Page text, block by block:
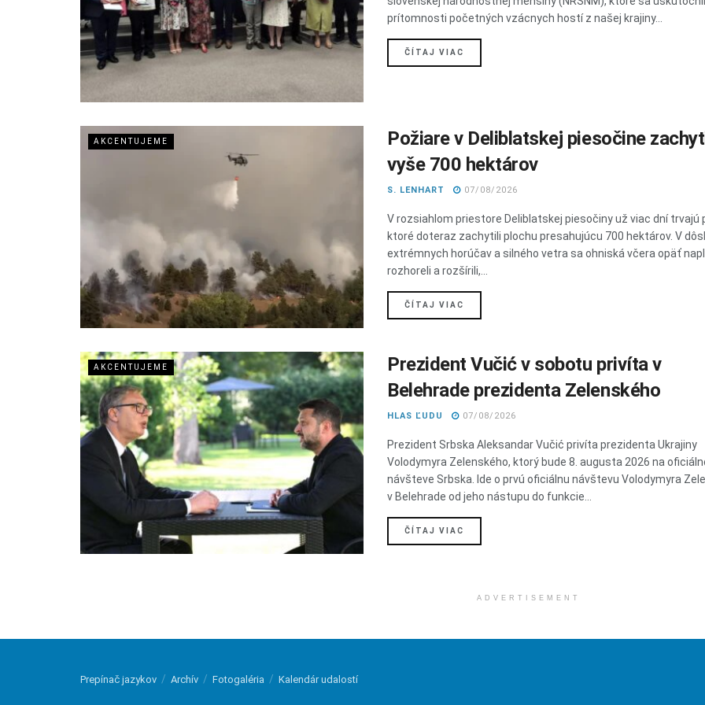
prítomnosti početných vzácnych hostí z našej krajiny...
ČÍTAJ VIAC
AKCENTUJEME
Požiare v Deliblatskej piesočine
vyše 700 hektárov
S. LENHART 07/08/2026
V rozsiahlom priestore Deliblatskej piesočiny už viac dní trvajú
ktoré doteraz zachytili plochu presahujúcu 700 hektárov. V
extrémnych horúčav a silného vetra sa ohniská včera opäť
rozhoreli a rozšírili,...
ČÍTAJ VIAC
AKCENTUJEME
Prezident Vučić v sobotu privíta v
Belehrade prezidenta Zelenského
HLAS ĽUDU 07/08/2026
Prezident Srbska Aleksandar Vučić privíta prezidenta Ukrajiny
Volodymyra Zelenského, ktorý bude 8. augusta 2026 na
návšteve Srbska. Ide o prvú oficiálnu návštevu Volodymyra
v Belehrade od jeho nástupu do funkcie...
ČÍTAJ VIAC
ADVERTISEMENT
Prepínač jazykov Archív Fotogaléria Kalendár udalostí